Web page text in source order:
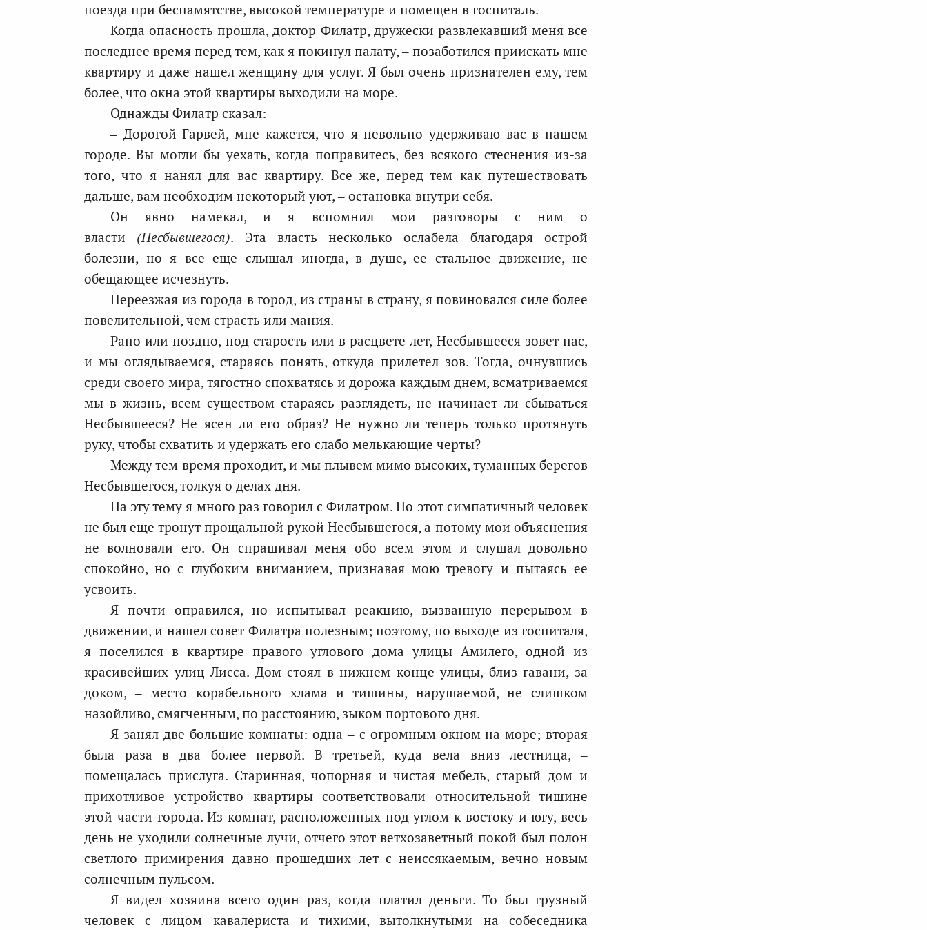
поезда при беспамятстве, высокой температуре и помещен в госпиталь.
Когда опасность прошла, доктор Филатр, дружески развлекавший меня все
последнее время перед тем, как я покинул палату, – позаботился приискать мне
квартиру и даже нашел женщину для услуг. Я был очень признателен ему, тем
более, что окна этой квартиры выходили на море.
Однажды Филатр сказал:
– Дорогой Гарвей, мне кажется, что я невольно удерживаю вас в нашем
городе. Вы могли бы уехать, когда поправитесь, без всякого стеснения из-за
того, что я нанял для вас квартиру. Все же, перед тем как путешествовать
дальше, вам необходим некоторый уют, – остановка внутри себя.
Он явно намекал, и я вспомнил мои разговоры с ним о
власти (Несбывшегося). Эта власть несколько ослабела благодаря острой
болезни, но я все еще слышал иногда, в душе, ее стальное движение, не
обещающее исчезнуть.
Переезжая из города в город, из страны в страну, я повиновался силе более
повелительной, чем страсть или мания.
Рано или поздно, под старость или в расцвете лет, Несбывшееся зовет нас,
и мы оглядываемся, стараясь понять, откуда прилетел зов. Тогда, очнувшись
среди своего мира, тягостно спохватясь и дорожа каждым днем, всматриваемся
мы в жизнь, всем существом стараясь разглядеть, не начинает ли сбываться
Несбывшееся? Не ясен ли его образ? Не нужно ли теперь только протянуть
руку, чтобы схватить и удержать его слабо мелькающие черты?
Между тем время проходит, и мы плывем мимо высоких, туманных берегов
Несбывшегося, толкуя о делах дня.
На эту тему я много раз говорил с Филатром. Но этот симпатичный человек
не был еще тронут прощальной рукой Несбывшегося, а потому мои объяснения
не волновали его. Он спрашивал меня обо всем этом и слушал довольно
спокойно, но с глубоким вниманием, признавая мою тревогу и пытаясь ее
усвоить.
Я почти оправился, но испытывал реакцию, вызванную перерывом в
движении, и нашел совет Филатра полезным; поэтому, по выходе из госпиталя,
я поселился в квартире правого углового дома улицы Амилего, одной из
красивейших улиц Лисса. Дом стоял в нижнем конце улицы, близ гавани, за
доком, – место корабельного хлама и тишины, нарушаемой, не слишком
назойливо, смягченным, по расстоянию, зыком портового дня.
Я занял две большие комнаты: одна – с огромным окном на море; вторая
была раза в два более первой. В третьей, куда вела вниз лестница, –
помещалась прислуга. Старинная, чопорная и чистая мебель, старый дом и
прихотливое устройство квартиры соответствовали относительной тишине
этой части города. Из комнат, расположенных под углом к востоку и югу, весь
день не уходили солнечные лучи, отчего этот ветхозаветный покой был полон
светлого примирения давно прошедших лет с неиссякаемым, вечно новым
солнечным пульсом.
Я видел хозяина всего один раз, когда платил деньги. То был грузный
человек с лицом кавалериста и тихими, вытолкнутыми на собеседника